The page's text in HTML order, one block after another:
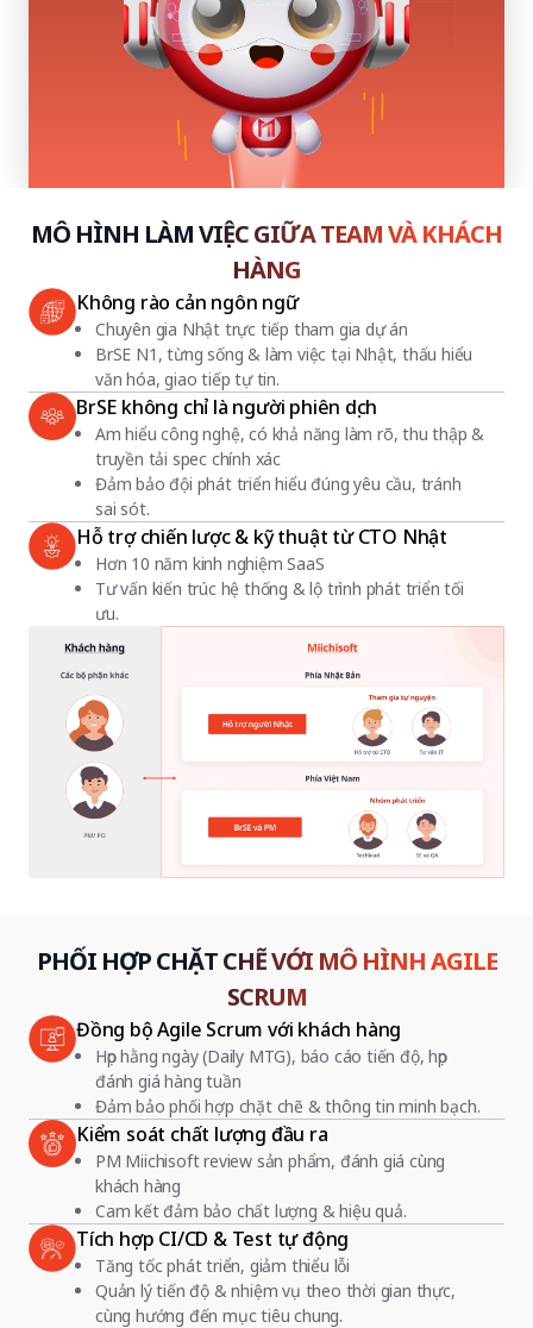
MÔ HÌNH LÀM VIỆC GIỮA TEAM VÀ KHÁCH
HÀNG
Không rào cản ngôn ngữ
Chuyên gia Nhật trực tiếp tham gia dự án
BrSE N1, từng sống & làm việc tại Nhật, thấu hiểu
văn hóa, giao tiếp tự tin.
BrSE không chỉ là người phiên dịch
Am hiểu công nghệ, có khả năng làm rõ, thu thập &
truyền tải spec chính xác
Đảm bảo đội phát triển hiểu đúng yêu cầu, tránh
sai sót.
Hỗ trợ chiến lược & kỹ thuật từ CTO Nhật
Hơn 10 năm kinh nghiệm SaaS
Tư vấn kiến trúc hệ thống & lộ trình phát triển tối
ưu.
PHỐI HỢP CHẶT CHẼ VỚI MÔ HÌNH AGILE
SCRUM
Đồng bộ Agile Scrum với khách hàng
Họp hằng ngày (Daily MTG), báo cáo tiến độ, họp
đánh giá hàng tuần
Đảm bảo phối hợp chặt chẽ & thông tin minh bạch.
Kiểm soát chất lượng đầu ra
PM Miichisoft review sản phẩm, đánh giá cùng
khách hàng
Cam kết đảm bảo chất lượng & hiệu quả.
Tích hợp CI/CD & Test tự động
Tăng tốc phát triển, giảm thiểu lỗi
Quản lý tiến độ & nhiệm vụ theo thời gian thực,
cùng hướng đến mục tiêu chung.